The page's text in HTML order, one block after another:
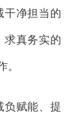
干净担当的
求真务实的
赋能、提